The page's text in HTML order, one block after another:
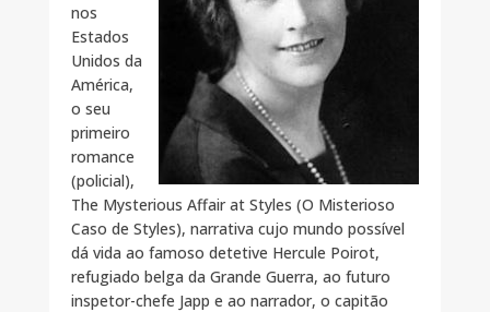
nos
Estados
Unidos da
América,
o seu
primeiro
romance
(policial),
The Mysterious Affair at Styles (O Misterioso
Caso de Styles), narrativa cujo mundo possível
dá vida ao famoso detetive Hercule Poirot,
refugiado belga da Grande Guerra, ao futuro
inspetor-chefe Japp e ao narrador, o capitão